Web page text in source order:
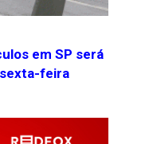
em SP será
feira